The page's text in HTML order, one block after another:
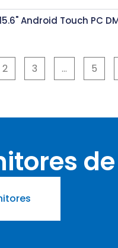
Android Touch PC
2 3 … 5